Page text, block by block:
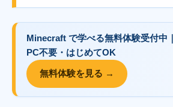
Minecraft で学べる無料体験受付中｜
PC不要・はじめてOK
無料体験を見る →